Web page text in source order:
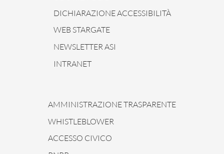
DICHIARAZIONE ACCESSIBILITÀ
WEB STARGATE
NEWSLETTER ASI
INTRANET
AMMINISTRAZIONE TRASPARENTE
WHISTLEBLOWER
ACCESSO CIVICO